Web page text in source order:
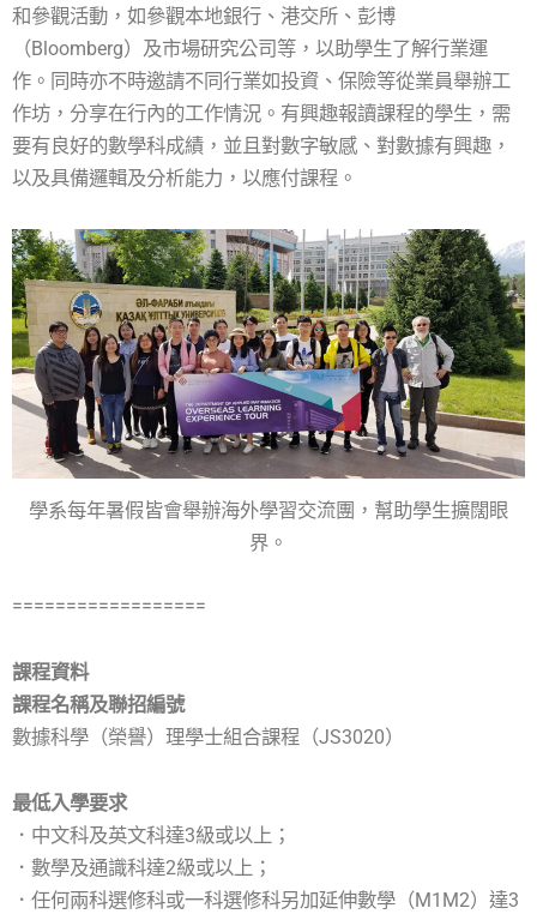
和參觀活動，如參觀本地銀行、港交所、彭博
（Bloomberg）及市場研究公司等，以助學生了解行業運
作。同時亦不時邀請不同行業如投資、保險等從業員舉辦工
作坊，分享在行內的工作情況。有興趣報讀課程的學生，需
要有良好的數學科成績，並且對數字敏感、對數據有興趣，
以及具備邏輯及分析能力，以應付課程。
學系每年暑假皆會舉辦海外學習交流團，幫助學生擴闊眼
界。
==================
課程資料
課程名稱及聯招編號
數據科學（榮譽）理學士組合課程（JS3020）
最低入學要求
．中文科及英文科達3級或以上；
．數學及通識科達2級或以上；
．任何兩科選修科或一科選修科另加延伸數學（M1M2）達3